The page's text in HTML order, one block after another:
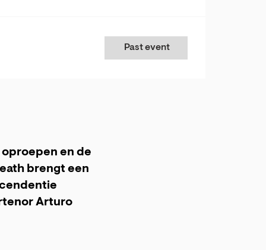
Past event
en de
brengt een
Arturo